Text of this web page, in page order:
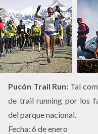
Pucón Trail Run: Tal
de trail running por los
del parque nacional.
Fecha: 6 de enero